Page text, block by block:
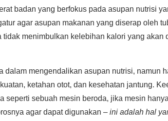
badan yang berfokus pada asupan nutrisi
agar asupan makanan yang diserap oleh
menimbulkan kelebihan kalori yang akan
dalam mengendalikan asupan nutrisi, namun
ketahan otot, dan kesehatan jantung.
seperti sebuah mesin beroda, jika mesin
agar dapat digunakan – ini adalah hal